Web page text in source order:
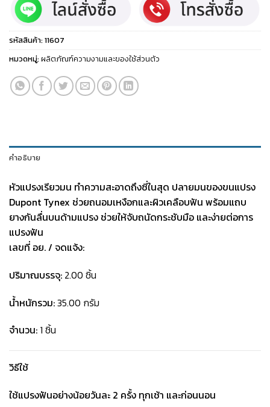
รหัสสินค้า:11607
หมวดหมู่:ผลิตภัณฑ์ความงามและของใช้ส่วนตัว
คำอธิบาย
หัวแปรงเรียวมน ทำความสะอาดถึงซี่ในสุด ปลายมนของขนแปรง
Dupont Tynex ช่วยถนอมเหงือกและผิวเคลือบฟัน พร้อมแถบ
ยางกันลื่นบนด้ามแปรง ช่วยให้จับถนัดกระชับมือ และง่ายต่อการ
แปรงฟัน
เลขที่ อย. / จดแจ้ง:
ปริมาณบรรจุ: 2.00 ชิ้น
น้ำหนักรวม:35.00 กรัม
จำนวน: 1 ชิ้น
วิธีใช้
ใช้แปรงฟันอย่างน้อยวันละ 2 ครั้ง ทุกเช้า และก่อนนอน